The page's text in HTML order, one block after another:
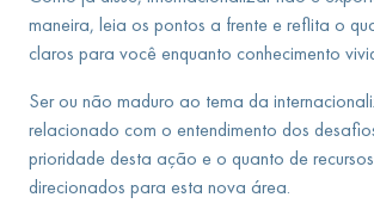
maneira, leia os pontos a frente e reflita o
claros para você enquanto conhecimento
Ser ou não maduro ao tema da
relacionado com o entendimento dos
prioridade desta ação e o quanto de
direcionados para esta nova área.